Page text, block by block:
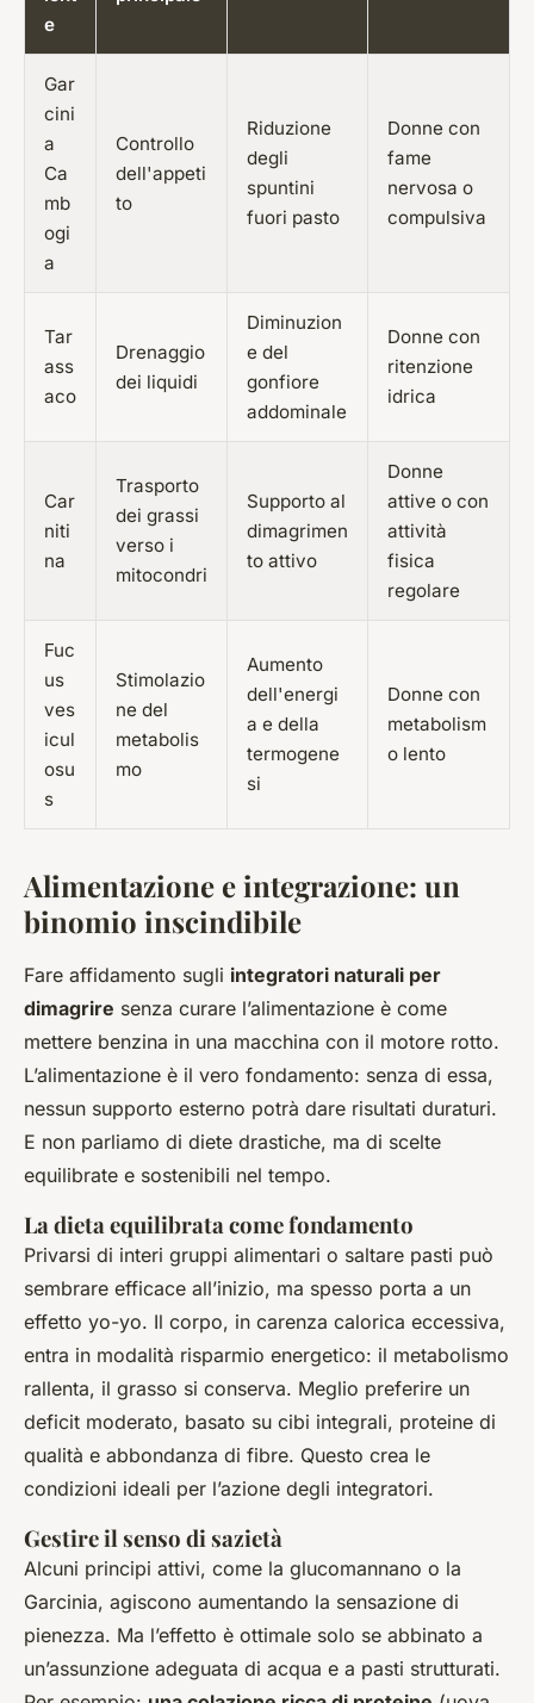
e
Gar
cini
a
Ca
mb
ogi
a
Controllo
dell'appeti
to
Riduzione
degli
spuntini
fuori pasto
Donne con
fame
nervosa o
compulsiva
Tar
ass
aco
Drenaggio
dei liquidi
Diminuzion
e del
gonfiore
addominale
Donne con
ritenzione
idrica
Car
niti
na
Trasporto
dei grassi
verso i
mitocondri
Supporto al
dimagrimen
to attivo
Donne
attive o con
attività
fisica
regolare
Fuc
us
ves
icul
osu
s
Stimolazio
ne del
metabolis
mo
Aumento
dell'energi
a e della
termogene
si
Donne con
metabolism
o lento
Alimentazione e integrazione: un
binomio inscindibile
Fare affidamento sugli integratori naturali per
dimagrire senza curare l’alimentazione è come
mettere benzina in una macchina con il motore rotto.
L’alimentazione è il vero fondamento: senza di essa,
nessun supporto esterno potrà dare risultati duraturi.
E non parliamo di diete drastiche, ma di scelte
equilibrate e sostenibili nel tempo.
La dieta equilibrata come fondamento
Privarsi di interi gruppi alimentari o saltare pasti può
sembrare efficace all’inizio, ma spesso porta a un
effetto yo-yo. Il corpo, in carenza calorica eccessiva,
entra in modalità risparmio energetico: il metabolismo
rallenta, il grasso si conserva. Meglio preferire un
deficit moderato, basato su cibi integrali, proteine di
qualità e abbondanza di fibre. Questo crea le
condizioni ideali per l’azione degli integratori.
Gestire il senso di sazietà
Alcuni principi attivi, come la glucomannano o la
Garcinia, agiscono aumentando la sensazione di
pienezza. Ma l’effetto è ottimale solo se abbinato a
un’assunzione adeguata di acqua e a pasti strutturati.